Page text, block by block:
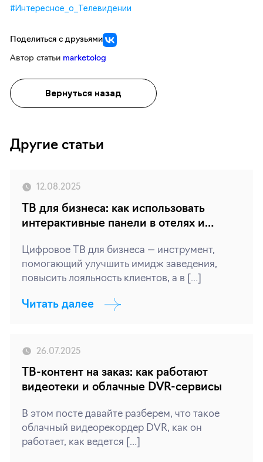
#Интересное_о_Телевидении
Поделиться с друзьями
Автор статьи marketolog
Вернуться назад
Другие статьи
12.08.2025
ТВ для бизнеса: как использовать
интерактивные панели в отелях и
Цифровое ТВ для бизнеса — инструмент,
помогающий улучшить имидж заведения,
повысить лояльность клиентов, а в […]
Читать далее
26.07.2025
ТВ-контент на заказ: как работают
видеотеки и облачные DVR-сервисы
В этом посте давайте разберем, что такое
облачный видеорекордер DVR, как он
работает, как ведется […]